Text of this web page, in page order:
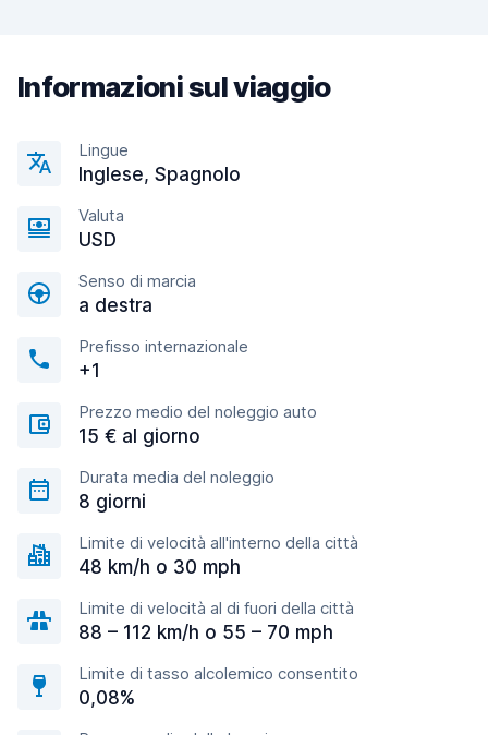
Informazioni sul viaggio
Lingue
Inglese, Spagnolo
Valuta
USD
Senso di marcia
a destra
Prefisso internazionale
+1
Prezzo medio del noleggio auto
15 € al giorno
Durata media del noleggio
8 giorni
Limite di velocità all'interno della città
48 km/h o 30 mph
Limite di velocità al di fuori della città
88 – 112 km/h o 55 – 70 mph
Limite di tasso alcolemico consentito
0,08%